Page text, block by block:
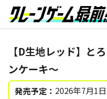
【D生地レッド】と
ンケーキ～
発売予定： 2026年7月1